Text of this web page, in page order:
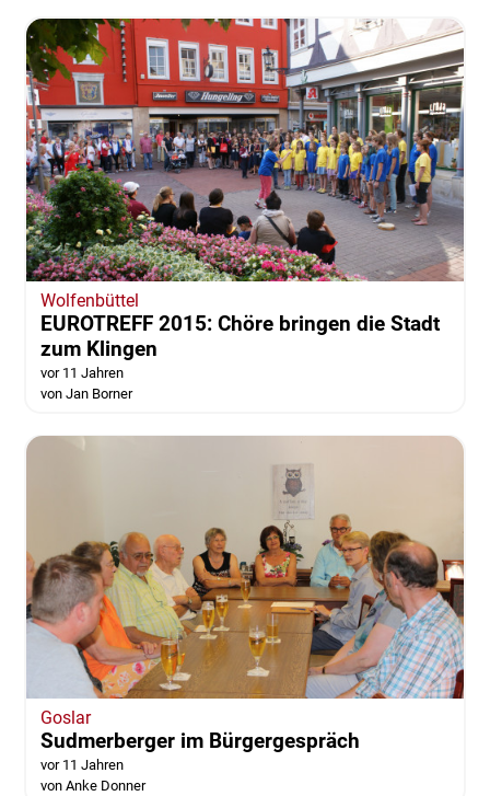
Wolfenbüttel
EUROTREFF 2015: Chöre bringen die Stadt
zum Klingen
vor 11 Jahren
von Jan Borner
Goslar
Sudmerberger im Bürgergespräch
vor 11 Jahren
von Anke Donner